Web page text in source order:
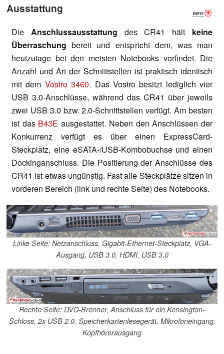
Ausstattung
Die Anschlussausstattung des CR41 hält keine
Überraschung bereit und entspricht dem, was man
heutzutage bei den meisten Notebooks vorfindet. Die
Anzahl und Art der Schnittstellen ist praktisch identisch
mit dem Vostro 3460. Das Vostro besitzt lediglich vier
USB 3.0-Anschlüsse, während das CR41 über jeweils
zwei USB 3.0 bzw. 2.0-Schnittstellen verfügt. Am besten
ist das B43E ausgestattet. Neben den Anschlüssen der
Konkurrenz verfügt es über einen ExpressCard-
Steckplatz, eine eSATA-/USB-Kombobuchse und einen
Dockinganschluss. Die Positierung der Anschlüsse des
CR41 ist etwas ungünstig. Fast alle Steckplätze sitzen in
vorderen Bereich (link und rechte Seite) des Notebooks.
Linke Seite: Netzanschluss, Gigabit-Ethernet-Steckplatz, VGA-
Ausgang, USB 3.0, HDMI, USB 3.0
Rechte Seite: DVD-Brenner, Anschluss für ein Kensington-
Schloss, 2x USB 2.0, Speicherkartenlesegerät, Mikrofoneingang,
Kopfhörerausgang